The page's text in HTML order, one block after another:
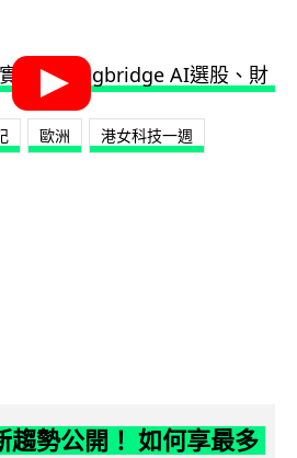
歐洲
港女科技一週
勢公開！ 如何享最多